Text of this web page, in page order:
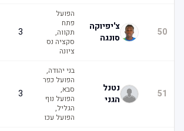
50
צ'יפיוקה
סונגה
הפועל
פתח
תקווה,
סקציה נס
ציונה
51
נטנל
הגני
בני יהודה,
הפועל כפר
סבא,
הפועל נוף
הגליל,
הפועל עכו